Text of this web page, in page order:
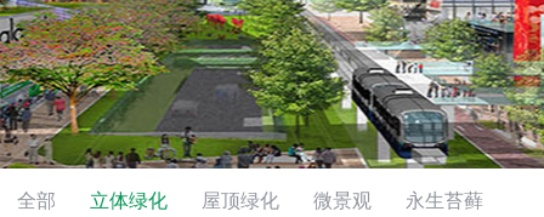
全部 立体绿化 屋顶绿化 微景观 永生苔藓